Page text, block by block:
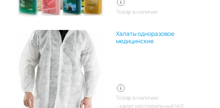
Товар в наличии
Халаты одноразовое
медицинские
Товар в наличии:
халат нестерильный 140